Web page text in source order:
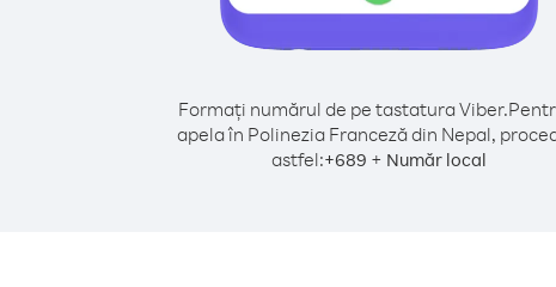
Formați numărul de pe tastatura Viber.
apela în Polinezia Franceză din Nepal,
astfel:+689 + Număr local